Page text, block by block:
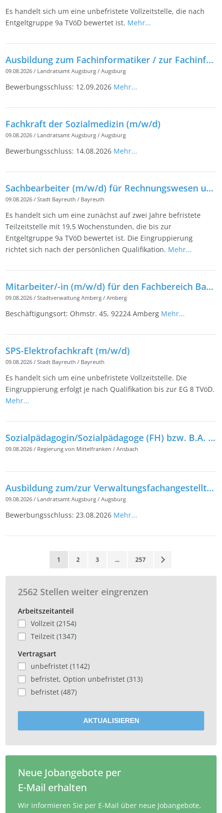
Es handelt sich um eine unbefristete Vollzeitstelle, die nach
Entgeltgruppe 9a TVöD bewertet ist. Mehr...
Ausbildung zum Fachinformatiker / zur Fachinformatikerin (m/w/d)
09.08.2026 / Landratsamt Augsburg /Augsburg
Bewerbungsschluss: 12.09.2026 Mehr...
Fachkraft der Sozialmedizin (m/w/d)
09.08.2026 / Landratsamt Augsburg /Augsburg
Bewerbungsschluss: 14.08.2026 Mehr...
Sachbearbeiter (m/w/d) für Rechnungswesen und Controlling beim Friedrichsforum in Teilzeit
09.08.2026 /Stadt Bayreuth / Bayreuth
Es handelt sich um eine zunächst auf zwei Jahre befristete
Teilzeitstelle mit 19,5 Wochenstunden, die bis zur
Entgeltgruppe 9a TVöD bewertet ist. Die Eingruppierung
richtet sich nach der persönlichen Qualifikation. Mehr...
Mitarbeiter/-in (m/w/d) für den Fachbereich Bauhof
09.08.2026 /Stadtverwaltung Amberg /Amberg
Beschäftigungsort: Ohmstr. 45, 92224 Amberg Mehr...
SPS-Elektrofachkraft (m/w/d)
09.08.2026 /Stadt Bayreuth / Bayreuth
Es handelt sich um eine unbefristete Vollzeitstelle. Die
Eingruppierung erfolgt je nach Qualifikation bis zur EG 8 TVöD.
Mehr...
Sozialpädagogin/Sozialpädagoge (FH) bzw. B.A. in Sozialer Arbeit (m/w/d) für das Staatliche Gesundheitsamt am Landratsamt Fürth
09.08.2026 / Regierung von Mittelfranken /Ansbach
Ausbildung zum/zur Verwaltungsfachangestellten (m/w/d)
09.08.2026 / Landratsamt Augsburg /Augsburg
Bewerbungsschluss: 23.08.2026 Mehr...
1 2 3 ... 257
2562 Stellen weiter eingrenzen
Arbeitszeitanteil
Vollzeit (2154)
Teilzeit (1347)
Vertragsart
unbefristet (1142)
befristet, Option unbefristet (313)
befristet (487)
AKTUALISIEREN
Neue Jobangebote per
E-Mail erhalten
Wir informieren Sie per E-Mail über neue Jobangebote,